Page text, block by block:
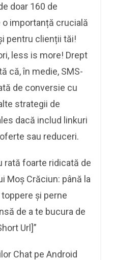
doar 160 de
o importanță crucială
pentru clienții tăi!
less is more! Drept
că, în medie, SMS-
de conversie cu
strategii de
dacă includ linkuri
sau reduceri.
rată foarte ridicată de
Moș Crăciun: până la
și perne
de a te bucura de
Url]”
Chat pe Android